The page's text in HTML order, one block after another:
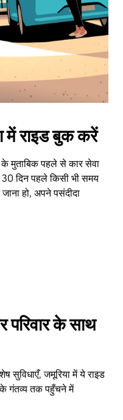
में राइड बुक करें
मुताबिक पहले से कार सेवा
दिन पहले किसी भी समय
हो, अपने पसंदीदा
के साथ
सुविधाएँ, जमूरिया में ये राइड
गंतव्य तक पहुँचने में